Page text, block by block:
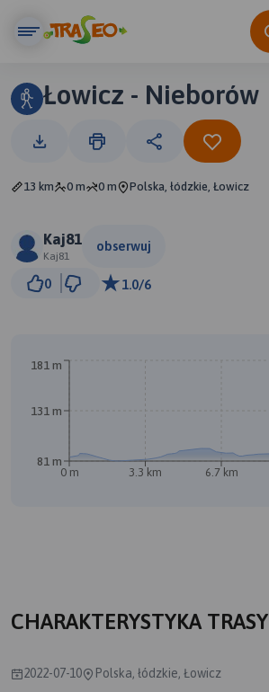
Łowicz - Nieborów
13 km 0 m 0 m Polska, łódzkie, Łowicz
Kaj81
Kaj81
obserwuj
0 1.0/6
0 m 3.3 km 6.7 km
81 m
131 m
181 m
CHARAKTERYSTYKA TRASY
2022-07-10 Polska, łódzkie, Łowicz